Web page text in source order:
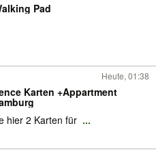
Pad
Heute, 01:38
Karten +Appartment
hier 2 Karten für ...